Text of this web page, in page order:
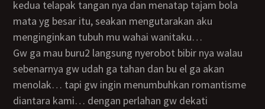
kedua telapak tangan nya dan menatap tajam bola
mata yg besar itu, seakan mengutarakan aku
menginginkan tubuh mu wahai wanitaku…
gw ga mau buru2 langsung nyerobot bibir nya walau
sebenarnya gw udah ga tahan dan bu el ga akan
menolak… tapi gw ingin menumbuhkan romantisme
diantara kami… dengan perlahan gw dekati